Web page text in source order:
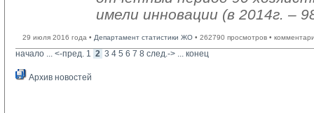
имели инновации (в 2014г. –
29 июля 2016 года • Департамент статистики ЖО • 262790 просмотров •
начало ... <-пред. 1 2 3 4 5 6 7 8 след.-> ... конец
Архив новостей